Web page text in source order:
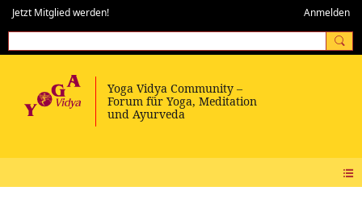
Jetzt Mitglied werden! Anmelden